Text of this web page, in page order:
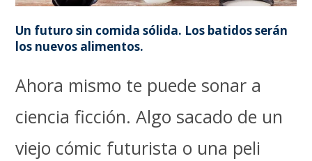
Un futuro sin comida sólida. Los batidos serán
los nuevos alimentos.
Ahora mismo te puede sonar a
ciencia ficción. Algo sacado de un
viejo cómic futurista o una peli